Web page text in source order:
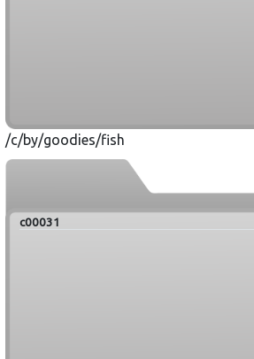
/c/by/goodies/fish
c00031